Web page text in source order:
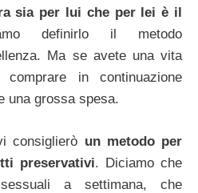
sia per lui che per lei è il
definirlo il metodo
Ma se avete una vita
in continuazione
una grossa spesa.
consiglierò un metodo per
preservativi. Diciamo che
a settimana, che